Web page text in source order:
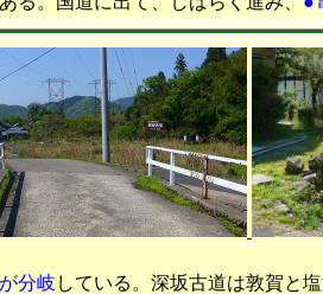
分岐 している。深坂古道は敦賀と